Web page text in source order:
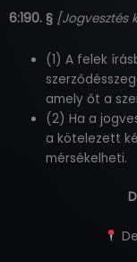
6:190. § [Jogvesztés
(1) A felek
amely őt a
(2) Ha a
a kötelezett
mérsékelheti.